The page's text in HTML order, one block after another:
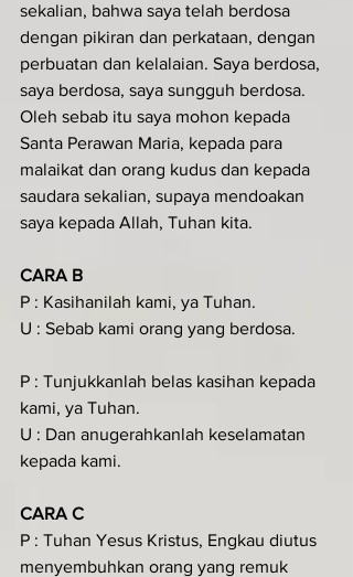
sekalian, bahwa saya telah berdosa
dengan pikiran dan perkataan, dengan
perbuatan dan kelalaian. Saya berdosa,
saya berdosa, saya sungguh berdosa.
Oleh sebab itu saya mohon kepada
Santa Perawan Maria, kepada para
malaikat dan orang kudus dan kepada
saudara sekalian, supaya mendoakan
saya kepada Allah, Tuhan kita.
CARA B
P : Kasihanilah kami, ya Tuhan.
U : Sebab kami orang yang berdosa.
P : Tunjukkanlah belas kasihan kepada
kami, ya Tuhan.
U : Dan anugerahkanlah keselamatan
kepada kami.
CARA C
P : Tuhan Yesus Kristus, Engkau diutus
menyembuhkan orang yang remuk